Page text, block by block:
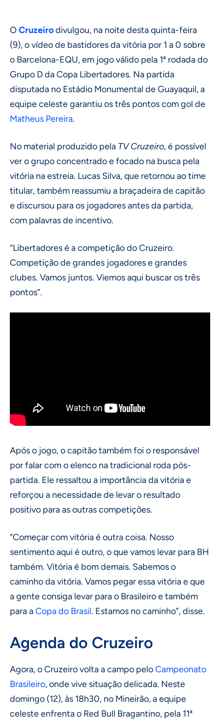
OCruzeirodivulgou, na noite desta quinta-feira
(9), o vídeo de bastidores da vitória por 1 a 0 sobre
o Barcelona-EQU, em jogo válido pela 1ª rodada do
Grupo D da Copa Libertadores. Na partida
disputada no Estádio Monumental de Guayaquil, a
equipe celeste garantiu os três pontos com gol de
Matheus Pereira.
No material produzido pela TV Cruzeiro, é possível
ver o grupo concentrado e focado na busca pela
vitória na estreia. Lucas Silva, que retornou ao time
titular, também reassumiu a braçadeira de capitão
e discursou para os jogadores antes da partida,
com palavras de incentivo.
“Libertadores é a competição do Cruzeiro.
Competição de grandes jogadores e grandes
clubes. Vamos juntos. Viemos aqui buscar os três
pontos”.
Após o jogo, o capitão também foi o responsável
por falar com o elenco na tradicional roda pós-
partida. Ele ressaltou a importância da vitória e
reforçou a necessidade de levar o resultado
positivo para as outras competições.
“Começar com vitória é outra coisa. Nosso
sentimento aqui é outro, o que vamos levar para BH
também. Vitória é bom demais. Sabemos o
caminho da vitória. Vamos pegar essa vitória e que
a gente consiga levar para o Brasileiro e também
para aCopa do Brasil. Estamos no caminho”, disse.
Agenda do Cruzeiro
Agora, o Cruzeiro volta a campo peloCampeonato
Brasileiro, onde vive situação delicada. Neste
domingo (12), às 18h30, no Mineirão, a equipe
celeste enfrenta o Red Bull Bragantino, pela 11ª